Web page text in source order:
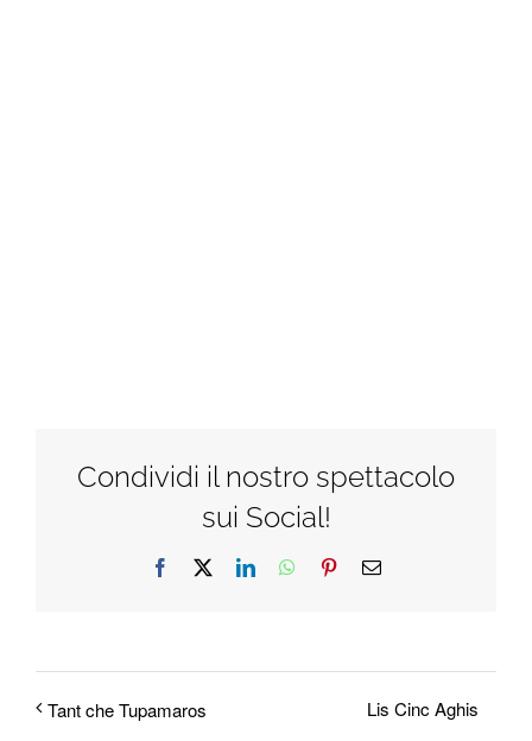
Condividi il nostro spettacolo
sui Social!
Facebook LinkedInWhatsApp
PinterestEmail
Tant che Tupamaros Lis Cinc Aghis